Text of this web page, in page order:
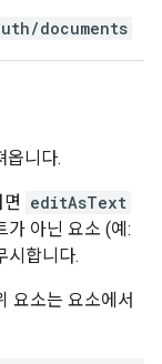
documents
옵니다.
editAsText
가 아닌 요소 (예:
시합니다.
요소는 요소에서